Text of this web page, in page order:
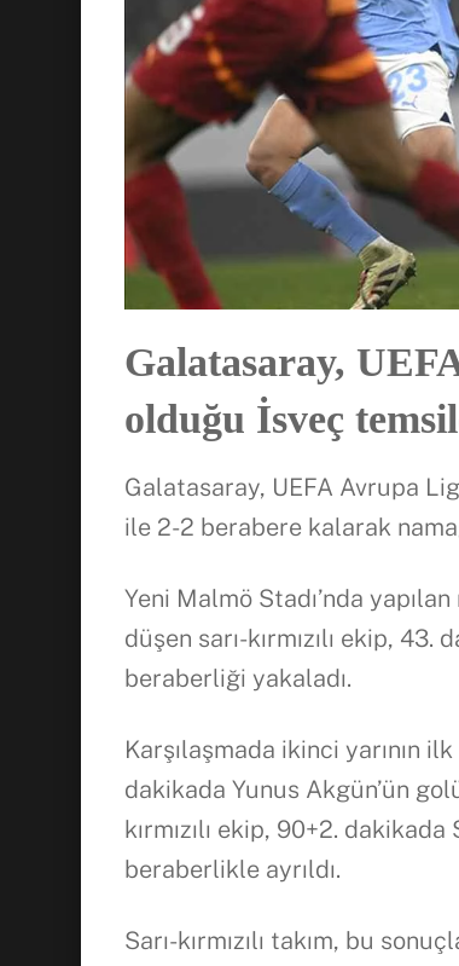
Galatasaray,
olduğu İsveç
Galatasaray, UEFA Avrupa
ile 2-2 berabere kalarak
Yeni Malmö Stadı’nda
düşen sarı-kırmızılı ekip,
beraberliği yakaladı.
Karşılaşmada ikinci yarının
dakikada Yunus Akgün’ün
kırmızılı ekip, 90+2.
beraberlikle ayrıldı.
Sarı-kırmızılı takım, bu